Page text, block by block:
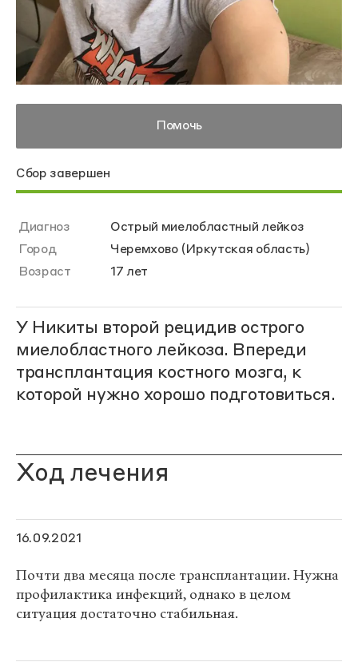
Помочь
Сбор завершен
Диагноз
Острый миелобластный лейкоз
Город
Черемхово (Иркутская область)
Возраст
17 лет
У Никиты второй рецидив острого
миелобластного лейкоза. Впереди
трансплантация костного мозга, к
которой нужно хорошо подготовиться.
Ход лечения
16.09.2021
Почти два месяца после трансплантации. Нужна
профилактика инфекций, однако в целом
ситуация достаточно стабильная.